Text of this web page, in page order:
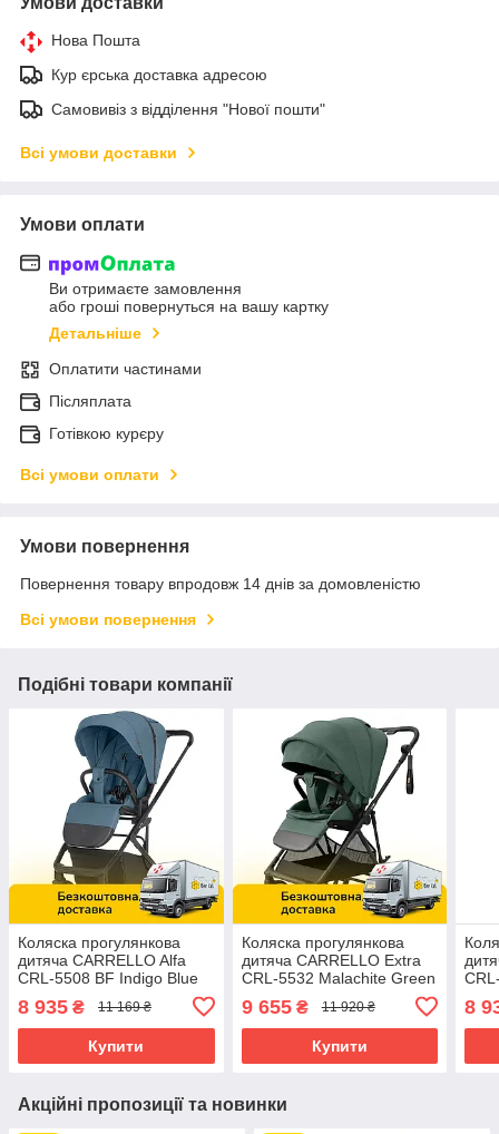
Нова Пошта
Кур єрська доставка адресою
Самовивіз з відділення "Нової пошти"
Всі умови доставки
Умови оплати
Ви отримаєте замовлення
або гроші повернуться на вашу картку
Детальніше
Оплатити частинами
Післяплата
Готівкою курєру
Всі умови оплати
Умови повернення
Повернення товару впродовж 14 днів за домовленістю
Всі умови повернення
Подібні товари компанії
Коляска прогулянкова
дитяча CARRELLO Alfa
CRL-5508 BF Indigo Blue
8 935 ₴ 11 169 ₴
Купити
Коляска прогулянкова
дитяча CARRELLO Extra
CRL-5532 Malachite Green
9 655₴ 11 920 ₴
Купити
8
Акційні пропозиції та новинки